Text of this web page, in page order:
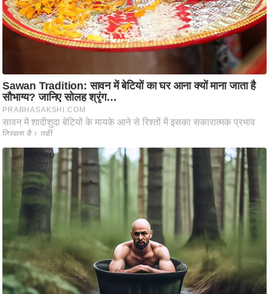
मं
त्रा
श
न
शि
प
रा
ज
नी
ति
वि
ष
ण
म